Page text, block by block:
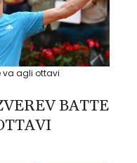
va agli ottavi
BATTE